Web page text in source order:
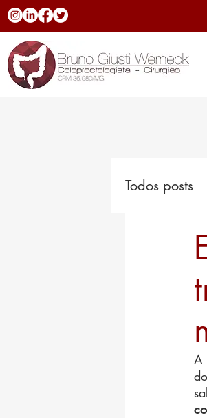
Todos posts
A